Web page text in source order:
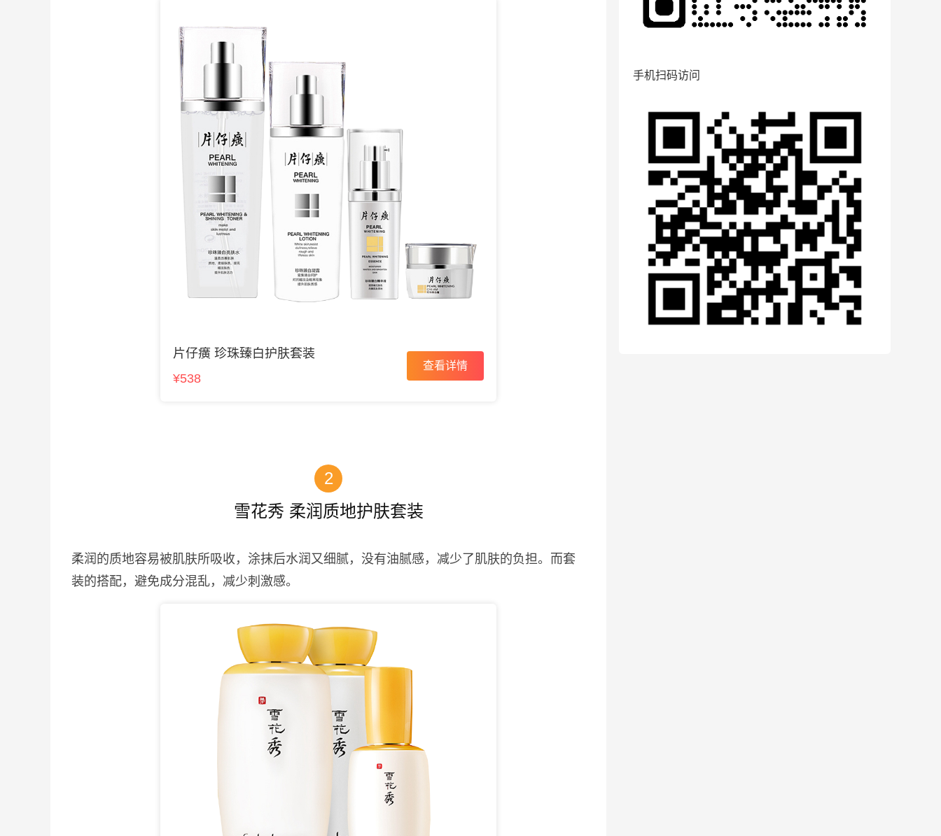
片仔癀 珍珠臻白护肤套装
¥538
查看详情
2
雪花秀 柔润质地护肤套装
柔润的质地容易被肌肤所吸收，涂抹后水润又细腻，没有油腻感，减少了肌肤的负担。而套
装的搭配，避免成分混乱，减少刺激感。
手机扫码访问